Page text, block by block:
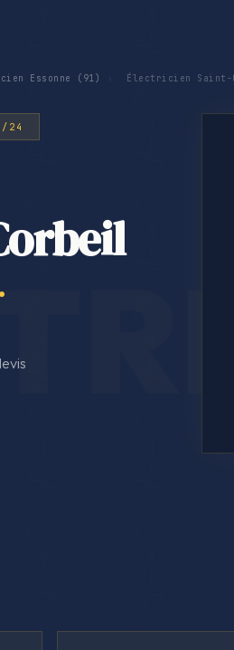
Essonne (91) Électricien Saint-
24